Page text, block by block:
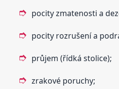
pocity zmatenosti a
pocity rozrušení a
průjem (řídká stolice);
zrakové poruchy;